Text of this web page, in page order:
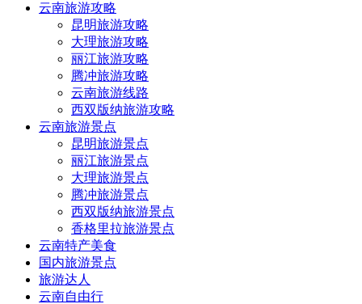
云南旅游攻略
昆明旅游攻略
大理旅游攻略
丽江旅游攻略
腾冲旅游攻略
云南旅游线路
西双版纳旅游攻略
云南旅游景点
昆明旅游景点
丽江旅游景点
大理旅游景点
腾冲旅游景点
西双版纳旅游景点
香格里拉旅游景点
云南特产美食
国内旅游景点
旅游达人
云南自由行